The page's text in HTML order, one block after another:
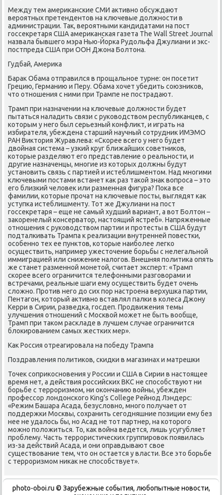
Между тем американские СМИ активно обсуждают
вероятных претендентов на ключевые должности в
администрации. Так, вероятными кандидатами на пост
госсекретаря США американская газета The Wall Street Journal
назвала бывшего мэра Нью-Йорка Рудольфа Джулиани и экс-
постпреда США при ООН Джона Болтона.
Гудбай, Америка
Барак Обама отправился в прощальное турне: он посетит
Грецию, Германию и Перу. Обама хочет убедить союзников,
что отношения с ними при Трампе не пострадают.
Трамп при назначении на ключевые должности будет
пытаться наладить связи с руководством республиканцев, с
которым у него был серьезный конфликт, и играть на
избирателя, убеждена старший научный сотрудник ИМЭМО
РАН Виктория Журавлева: «Скорее всего у него будет
двойная система – узкий круг ближайших советников,
которые разделяют его представление о реальности, и
другие назначенцы, многие из которых должны будут
установить связь с партией и истеблишментом. Над многими
ключевыми постами встанет как раз такой знак вопроса – это
его близкий человек или разменная фигура? Пока все
фамилии, которые прочат на ключевые посты, выглядят как
уступка истеблишменту. Тот же Джулиани на пост
госсекретаря – еще не самый худший вариант, а вот Болтон –
закоренелый консерватор, настоящий ястреб». Напряженные
отношения с руководством партии и протесты в США будут
подталкивать Трампа к реализации внутренней повестки,
особенно тех ее пунктов, которые наиболее легко
осуществить, например ужесточение борьбы с нелегальной
иммиграцией или снижение налогов. Внешняя политика опять
же станет разменной монетой, считает эксперт: «Трамп
скорее всего ограничится телефонными разговорами и
встречами, реальные шаги ему осуществить будет очень
сложно. Против него до сих пор настроена верхушка партии,
Пентагон, который активно вставлял палки в колеса Джону
Керри в Сирии, разведка, госдеп. Продвижения темы
улучшения отношений с Москвой может не быть вообще,
Трамп при таком раскладе в лучшем случае ограничится
блокированием самых жестких мер».
Как Россия отреагировала на победу Трампа
Поздравления политиков, скидки в магазинах и матрешки
Точек соприкосновения у России и США в Сирии в настоящее
время нет, а действия российских ВКС не способствуют ни
борьбе с терроризмом, ни окончанию войны, убежден
профессор лондонского King’s College Рейнод Лэндерс:
«Режим Башара Асада, безусловно, много получает от
поддержки Москвы, сохранить сегодняшние позиции ему без
нее не удалось бы, но Асад не тот партнер, на которого
можно положиться. То, как война ведется, лишь усугубляет
проблему. Часть террористических группировок появилась
из-за действий Асада, и они оправдывают свое
существование тем, что он остается у власти. Все это борьбе
с терроризмом никак не способствует».
photo-oboi.ru © Зарубежные события, любопытные новости,